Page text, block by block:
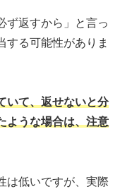
ず返すから」と言っ
する可能性がありま
いて、返せないと分
ような場合は、注意
は低いですが、実際